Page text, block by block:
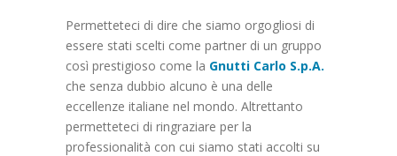
Permetteteci di dire che siamo orgogliosi di
essere stati scelti come partner di un gruppo
così prestigioso come la Gnutti Carlo S.p.A.
che senza dubbio alcuno è una delle
eccellenze italiane nel mondo. Altrettanto
permetteteci di ringraziare per la
professionalità con cui siamo stati accolti su